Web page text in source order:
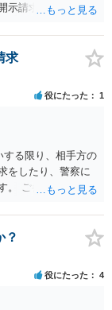
示請求が認められ
ストーカー等に関す
、ご質問に書かれ
わるかもしれませ
ますので、弁護
求
役にたった 1
る限り、相手方の
をしたり、警察に
。 ご参考になれば
？
役にたった 4